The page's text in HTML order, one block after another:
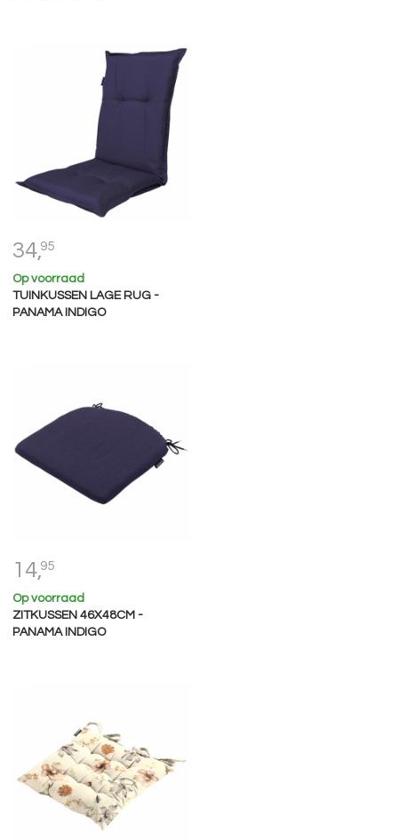
34,95
Op voorraad
TUINKUSSEN LAGE RUG -
PANAMA INDIGO
14,95
Op voorraad
ZITKUSSEN 46X48CM -
PANAMA INDIGO